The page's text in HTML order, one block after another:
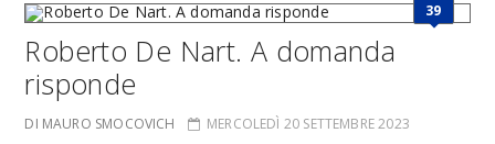
39
Roberto De Nart. A domanda
risponde
DI MAURO SMOCOVICH MERCOLEDÌ 20 SETTEMBRE 2023